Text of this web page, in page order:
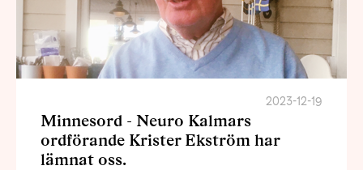
2023-12-19
Minnesord - Neuro Kalmars
ordförande Krister Ekström har
lämnat oss.